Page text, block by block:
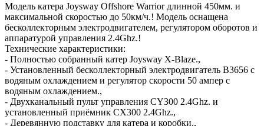
Модель катера Joysway Offshore Warrior длинной 450мм. и
максимальной скоростью до 50км/ч.! Модель оснащена
бесколлекторным электродвигателем, регулятором оборотов и
аппаратурой управления 2.4Ghz.!
Технические характеристики:
- Полностью собранный катер Joysway X-Blaze.,
- Установленный бесколлекторный электродвигатель B3656 с
водяным охлаждением и регулятор скорости 50 ампер с
водяным охлаждением.,
- Двухканальный пульт управления CY300 2.4Ghz. и
установленный приёмник CX300 2.4Ghz.,
- Деревянную подставку для катера и коробки.,